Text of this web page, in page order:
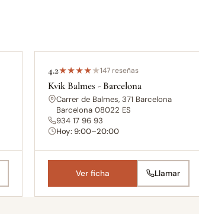
4.2★★★★★147 reseñas
Kvik Balmes - Barcelona
Carrer de Balmes, 371 Barcelona
Barcelona 08022 ES
934 17 96 93
Hoy: 9:00–20:00
Ver ficha Llamar